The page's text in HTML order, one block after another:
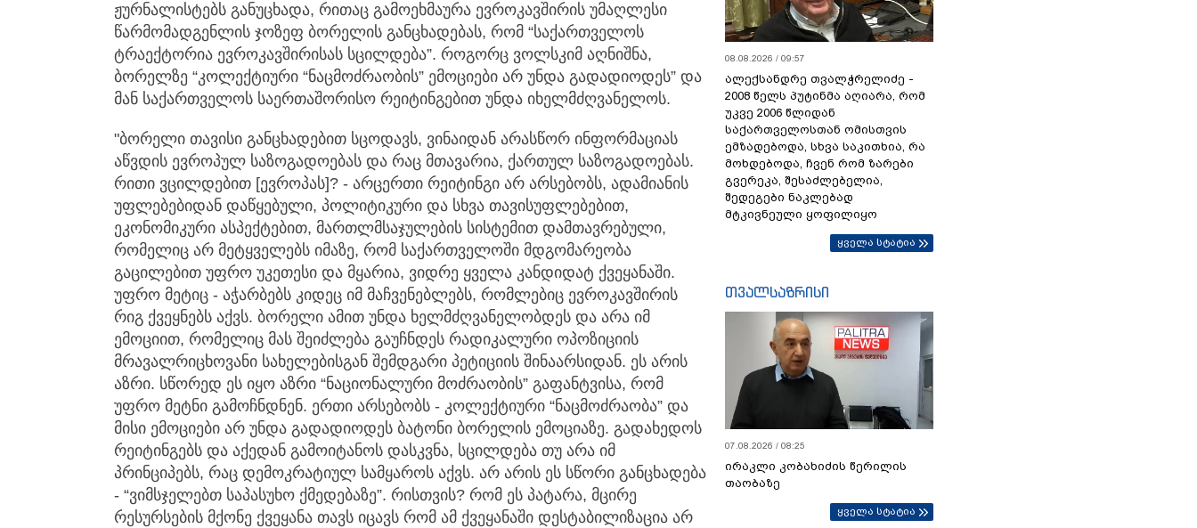
ჟურნალისტებს განუცხადა, რითაც გამოეხმაურა ევროკავშირის უმაღლესი
წარმომადგენლის ჯოზეფ ბორელის განცხადებას, რომ “საქართველოს
ტრაექტორია ევროკავშირისას სცილდება”. როგორც ვოლსკიმ აღნიშნა,
ბორელზე “კოლექტიური “ნაცმოძრაობის” ემოციები არ უნდა გადადიოდეს” და
მან საქართველოს საერთაშორისო რეიტინგებით უნდა იხელმძღვანელოს.
"ბორელი თავისი განცხადებით სცოდავს, ვინაიდან არასწორ ინფორმაციას
აწვდის ევროპულ საზოგადოებას და რაც მთავარია, ქართულ საზოგადოებას.
რითი ვცილდებით [ევროპას]? - არცერთი რეიტინგი არ არსებობს, ადამიანის
უფლებებიდან დაწყებული, პოლიტიკური და სხვა თავისუფლებებით,
ეკონომიკური ასპექტებით, მართლმსაჯულების სისტემით დამთავრებული,
რომელიც არ მეტყველებს იმაზე, რომ საქართველოში მდგომარეობა
გაცილებით უფრო უკეთესი და მყარია, ვიდრე ყველა კანდიდატ ქვეყანაში.
უფრო მეტიც - აჭარბებს კიდეც იმ მაჩვენებლებს, რომლებიც ევროკავშირის
რიგ ქვეყნებს აქვს. ბორელი ამით უნდა ხელმძღვანელობდეს და არა იმ
ემოციით, რომელიც მას შეიძლება გაუჩნდეს რადიკალური ოპოზიციის
მრავალრიცხოვანი სახელებისგან შემდგარი პეტიციის შინაარსიდან. ეს არის
აზრი. სწორედ ეს იყო აზრი “ნაციონალური მოძრაობის” გაფანტვისა, რომ
უფრო მეტნი გამოჩნდნენ. ერთი არსებობს - კოლექტიური “ნაცმოძრაობა” და
მისი ემოციები არ უნდა გადადიოდეს ბატონი ბორელის ემოციაზე. გადახედოს
რეიტინგებს და აქედან გამოიტანოს დასკვნა, სცილდება თუ არა იმ
პრინციპებს, რაც დემოკრატიულ სამყაროს აქვს. არ არის ეს სწორი განცხადება
- “ვიმსჯელებთ საპასუხო ქმედებაზე”. რისთვის? რომ ეს პატარა, მცირე
რესურსების მქონე ქვეყანა თავს იცავს რომ ამ ქვეყანაში დესტაბილიზაცია არ
08.08.2026 / 09:57
ალექსანდრე თვალჭრელიძე -
2008 წელს პუტინმა აღიარა, რომ
უკვე 2006 წლიდან
საქართველოსთან ომისთვის
ემზადებოდა, სხვა საკითხია, რა
მოხდებოდა, ჩვენ რომ ზარები
გვერეკა, შესაძლებელია,
შედეგები ნაკლებად
მტკივნეული ყოფილიყო
ყველა სტატია
თვალსაზრისი
07.08.2026 / 08:25
ირაკლი კობახიძის წერილის
თაობაზე
ყველა სტატია